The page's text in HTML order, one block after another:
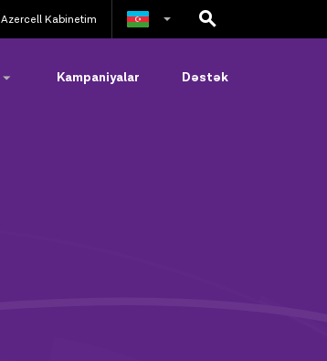
Azercell Kabinetim
Kampaniyalar Dəstək